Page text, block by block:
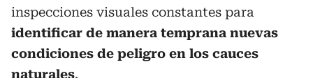
inspecciones visuales constantes para
identificar de manera temprana nuevas
condiciones de peligro en los cauces
naturales.